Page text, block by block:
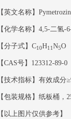
【英文名称】
【化学名称】4,5-二氢
【分子式】C10H11 N5O
【CAS号】123312-89-0
【技术指标】有效成分
【包装规格】纸板桶，
【以上图片仅供参考】